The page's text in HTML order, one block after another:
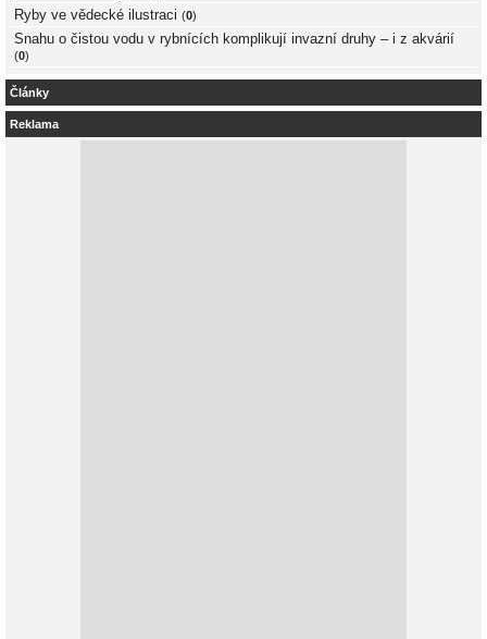
Ryby ve vědecké ilustraci (0)
Snahu o čistou vodu v rybnících komplikují invazní druhy – i z akvárií
(0)
Články
Reklama